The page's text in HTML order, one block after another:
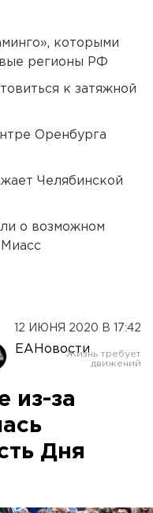
которыми
регионы РФ
к затяжной
Оренбурга
Челябинской
о возможном
12 ИЮНЯ 2020 В 17:42
ЕАНовости
из-за
Дня